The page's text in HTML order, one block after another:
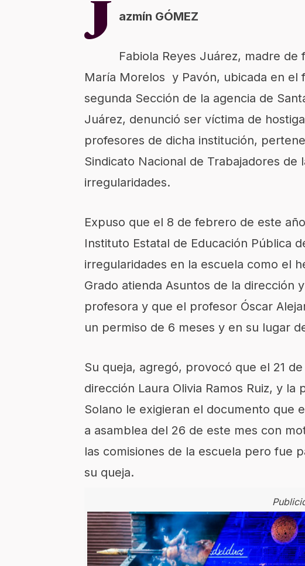
J azmín GÓMEZ
Fabiola Reyes Juárez, madre de
María Morelos y Pavón, ubicada en el
segunda Sección de la agencia de
Juárez, denunció ser víctima de
profesores de dicha institución,
Sindicato Nacional de Trabajadores de
irregularidades.
Expuso que el 8 de febrero de este
Instituto Estatal de Educación Pública
irregularidades en la escuela como el
Grado atienda Asuntos de la dirección
profesora y que el profesor Óscar
un permiso de 6 meses y en su lugar
Su queja, agregó, provocó que el 21
dirección Laura Olivia Ramos Ruiz, y
Solano le exigieran el documento que
a asamblea del 26 de este mes con
las comisiones de la escuela pero fue
su queja.